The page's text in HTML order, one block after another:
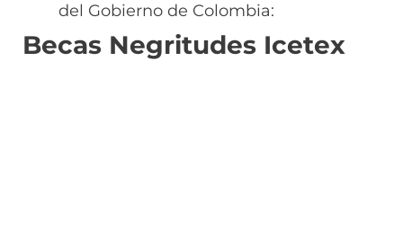
del Gobierno de Colombia:
Becas Negritudes Icetex